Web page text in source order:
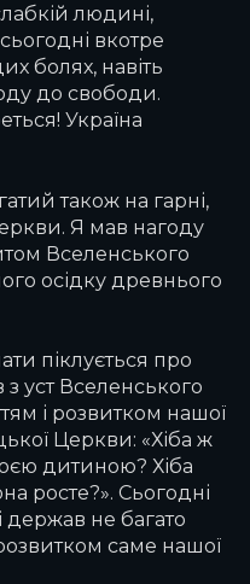
людині,
вкотре
болях, навіть
до свободи.
Україна
також на гарні,
Я мав нагоду
Вселенського
осідку древнього
піклується про
з уст Вселенського
і розвитком нашої
Церкви: «Хіба ж
дитиною? Хіба
росте?». Сьогодні
держав не багато
саме нашої